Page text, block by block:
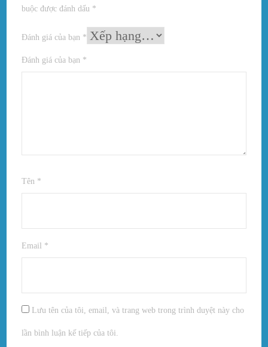
buộc được đánh dấu *
Đánh giá của bạn *
Đánh giá của bạn *
Tên *
Email *
Lưu tên của tôi, email, và trang web trong trình duyệt này cho
lần bình luận kế tiếp của tôi.